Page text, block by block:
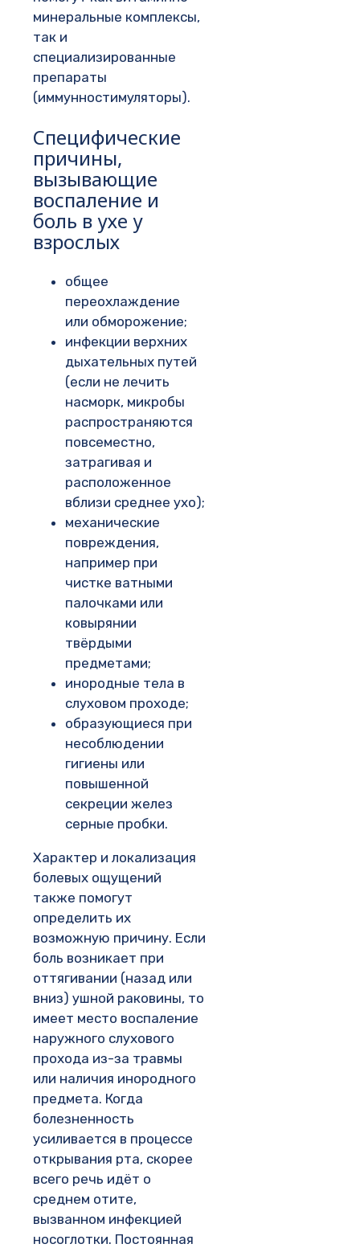
минеральные комплексы,
так и
специализированные
препараты
(иммунностимуляторы).
Специфические
причины,
вызывающие
воспаление и
боль в ухе у
взрослых
общее
переохлаждение
или обморожение;
инфекции верхних
дыхательных путей
(если не лечить
насморк, микробы
распространяются
повсеместно,
затрагивая и
расположенное
вблизи среднее ухо);
механические
повреждения,
например при
чистке ватными
палочками или
ковырянии
твёрдыми
предметами;
инородные тела в
слуховом проходе;
образующиеся при
несоблюдении
гигиены или
повышенной
секреции желез
серные пробки.
Характер и локализация
болевых ощущений
также помогут
определить их
возможную причину. Если
боль возникает при
оттягивании (назад или
вниз) ушной раковины, то
имеет место воспаление
наружного слухового
прохода из-за травмы
или наличия инородного
предмета. Когда
болезненность
усиливается в процессе
открывания рта, скорее
всего речь идёт о
среднем отите,
вызванном инфекцией
носоглотки. Постоянная